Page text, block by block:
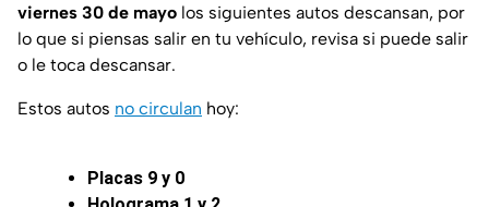
viernes 30 de mayo los siguientes autos descansan, por
lo que si piensas salir en tu vehículo, revisa si puede salir
o le toca descansar.
Estos autos no circulan hoy:
Placas 9 y 0